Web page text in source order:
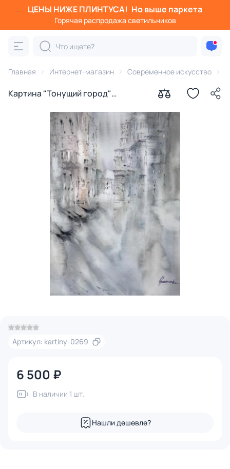
ЦЕНЫ НИЖЕ ПЛИНТУСА! Но выше паркета
Горячая распродажа светильников
Главная Интернет-магазин Современное искусство
Картина "Тонущий город"
Артикул: kartiny-0269
6 500 ₽
В наличии 1 шт.
Нашли дешевле?